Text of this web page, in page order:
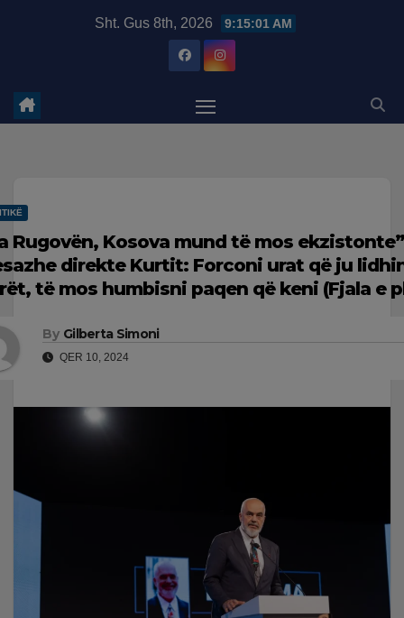
Sht. Gus 8th, 2026 9:15:02 AM
Rugovën, Kosova mund të mos
direkte Kurtit: Forconi urat që ju
të mos humbisni paqen që keni (Fjala e
By Gilberta Simoni
QER 10, 2024